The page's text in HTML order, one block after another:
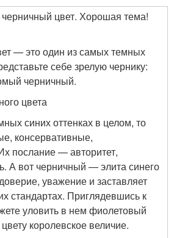
цвет. Хорошая тема!
— это один из самых темных
себе зрелую чернику:
черничный.
цвета
синих оттенках в целом, то
консервативные,
послание — авторитет,
А вот черничный — элита синего
уважение и заставляет
стандартах. Приглядевшись к
уловить в нем фиолетовый
королевское величие.